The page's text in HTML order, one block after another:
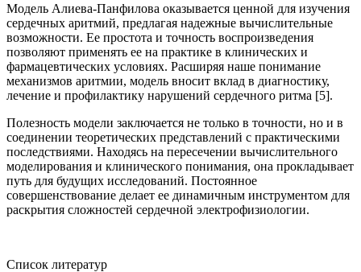
Модель Алиева-Панфилова оказывается ценной для изучения
сердечных аритмий, предлагая надежные вычислительные
возможности. Ее простота и точность воспроизведения
позволяют применять ее на практике в клинических и
фармацевтических условиях. Расширяя наше понимание
механизмов аритмии, модель вносит вклад в диагностику,
лечение и профилактику нарушений сердечного ритма [5].
Полезность модели заключается не только в точности, но и в
соединении теоретических представлений с практическими
последствиями. Находясь на пересечении вычислительного
моделирования и клинического понимания, она прокладывает
путь для будущих исследований. Постоянное
совершенствование делает ее динамичным инструментом для
раскрытия сложностей сердечной электрофизиологии.
Список литератур